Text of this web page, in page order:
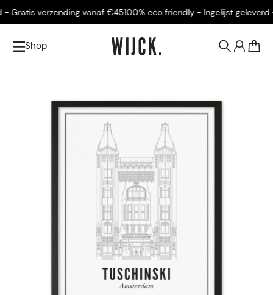
verzending vanaf €45100% eco friendly - Ingelijst geleverd -
Shop